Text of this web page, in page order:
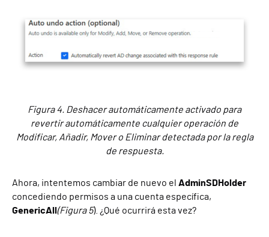
Figura 4. Deshacer automáticamente activado para
revertir automáticamente cualquier operación de
Modificar, Añadir, Mover o Eliminar detectada por la regla
de respuesta.
Ahora, intentemos cambiar de nuevo el AdminSDHolder
concediendo permisos a una cuenta específica,
GenericAll (Figura 5). ¿Qué ocurrirá esta vez?